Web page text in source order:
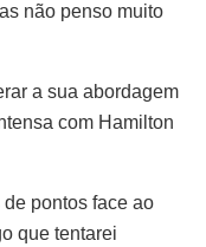
não penso muito
a sua abordagem
com Hamilton
de pontos face ao
que tentarei